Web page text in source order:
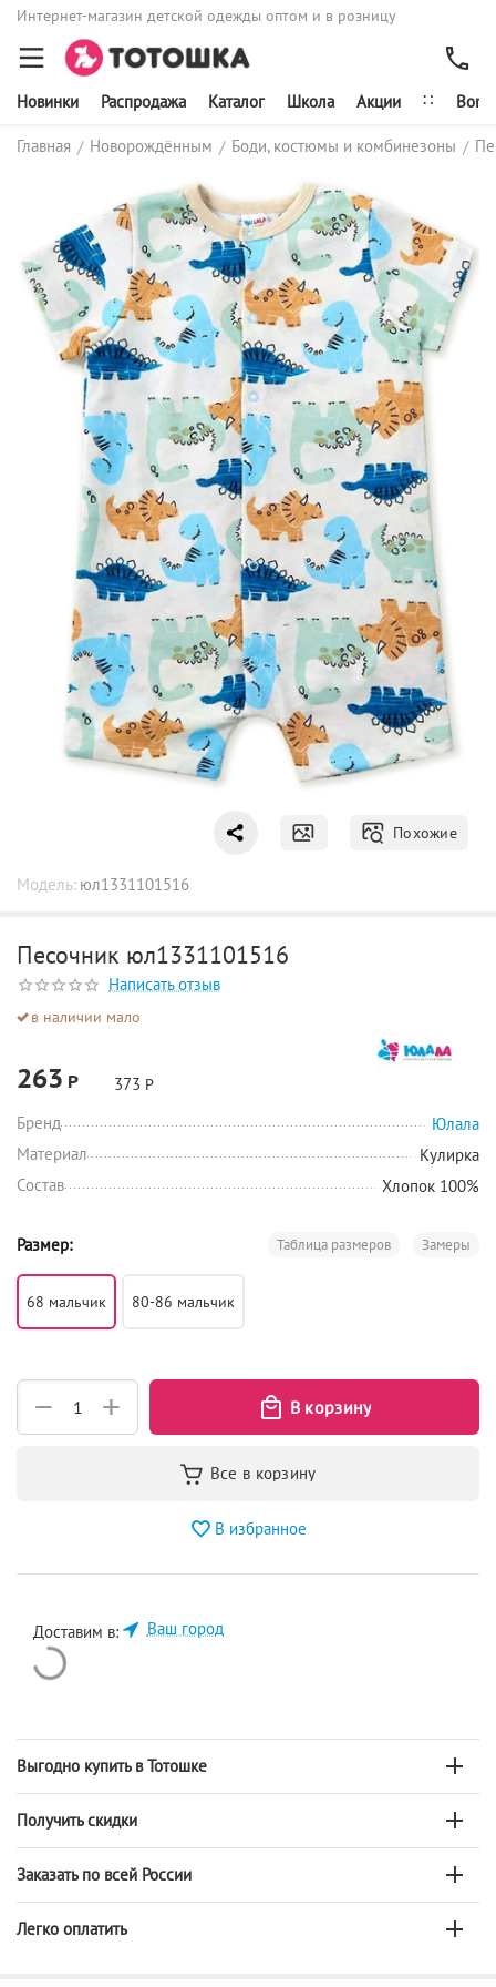
Интернет-магазин детской одежды оптом и в розницу
Новинки Распродажа Каталог Школа Акции ∷
Главная / Новорождённым / Боди, костюмы и комбинезоны /
Похожие
Модель: юл1331101516
Песочник юл1331101516
Написать отзыв
в наличии мало
263 Р 373 Р
Бренд
Юлала
Материал
Кулирка
Состав
Хлопок 100%
Размер: Замеры
Таблица размеров
68 мальчик 80-86 мальчик
+
−
В избранное
Доставим в: Ваш город
Выгодно купить в Тотошке
Получить скидки
Заказать по всей России
Легко оплатить